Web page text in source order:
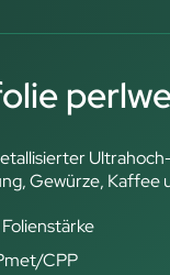
Gewürze, Kaffee
Folienstärke
CPP